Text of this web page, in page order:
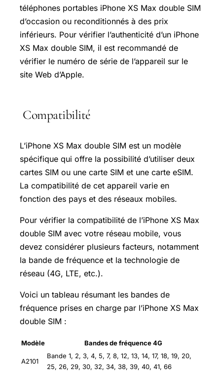
téléphones portables iPhone XS Max double SIM
d’occasion ou reconditionnés à des prix
inférieurs. Pour vérifier l’authenticité d’un iPhone
XS Max double SIM, il est recommandé de
vérifier le numéro de série de l’appareil sur le
site Web d’Apple.
Compatibilité
L’iPhone XS Max double SIM est un modèle
spécifique qui offre la possibilité d’utiliser deux
cartes SIM ou une carte SIM et une carte eSIM.
La compatibilité de cet appareil varie en
fonction des pays et des réseaux mobiles.
Pour vérifier la compatibilité de l’iPhone XS Max
double SIM avec votre réseau mobile, vous
devez considérer plusieurs facteurs, notamment
la bande de fréquence et la technologie de
réseau (4G, LTE, etc.).
Voici un tableau résumant les bandes de
fréquence prises en charge par l’iPhone XS Max
double SIM :
Modèle Bandes de fréquence 4G
A2101
Bande 1, 2, 3, 4, 5, 7, 8, 12, 13, 14, 17, 18, 19, 20,
25, 26, 29, 30, 32, 34, 38, 39, 40, 41, 66